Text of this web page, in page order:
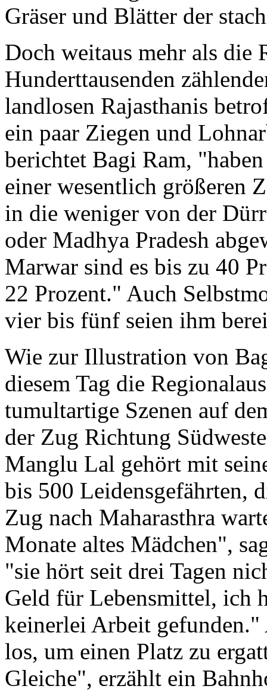
Gräser und Blätter der
Doch weitaus mehr als die
Hunderttausenden
landlosen Rajasthanis
ein paar Ziegen und
berichtet Bagi Ram,
einer wesentlich größeren
in die weniger von der
oder Madhya Pradesh
Marwar sind es bis zu 40
22 Prozent." Auch
vier bis fünf seien ihm
Wie zur Illustration von
diesem Tag die
tumultartige Szenen auf
der Zug Richtung
Manglu Lal gehört mit
bis 500 Leidensgefährten,
Zug nach Maharasthra
Monate altes Mädchen",
"sie hört seit drei Tagen
Geld für Lebensmittel, ich
keinerlei Arbeit
los, um einen Platz zu
Gleiche", erzählt ein